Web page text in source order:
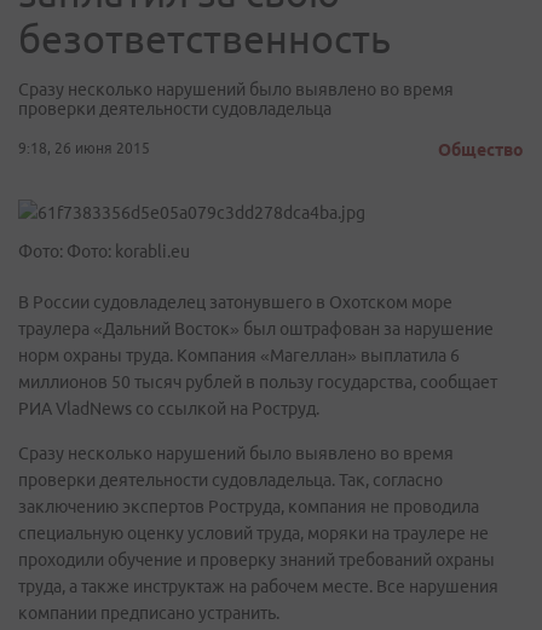
безответственность
Сразу несколько нарушений было выявлено во время
проверки деятельности судовладельца
9:18, 26 июня 2015 Общество
Фото: Фото: korabli.eu
В России судовладелец затонувшего в Охотском море
траулера «Дальний Восток» был оштрафован за нарушение
норм охраны труда. Компания «Магеллан» выплатила 6
миллионов 50 тысяч рублей в пользу государства, сообщает
РИА VladNews со ссылкой на Роструд.
Сразу несколько нарушений было выявлено во время
проверки деятельности судовладельца. Так, согласно
заключению экспертов Роструда, компания не проводила
специальную оценку условий труда, моряки на траулере не
проходили обучение и проверку знаний требований охраны
труда, а также инструктаж на рабочем месте. Все нарушения
компании предписано устранить.